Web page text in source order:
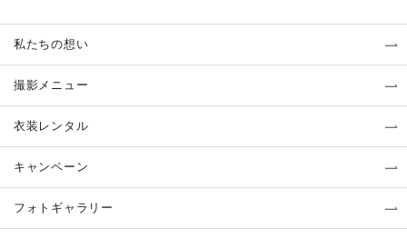
私たちの想い
撮影メニュー
衣装レンタル
キャンペーン
フォトギャラリー